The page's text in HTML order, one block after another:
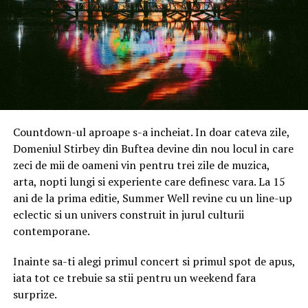
presiunea unui credit imediat”, subliniază Oana Ivan.
De asemenea, diversificarea portofoliilor și orientarea
către modele investiționale mai flexibile devin strategii
tot mai frecvente într-un context marcat de
Specialiștii sunt de acord că piața imobiliară nu se află
într-un recul, ci într-un proces de adaptare profundă.
Creșterea prețurilor nu elimină cererea, ci o transformă:
cumpărătorii devin mai informați, mai calculați și mai
orientați către valoare reală.
În acest nou context, diferența nu va mai fi făcută de
sustenabilitatea acesteia.
Despre The List Estates
Countdown-ul aproape s-a incheiat. In doar cateva zile,
Domeniul Stirbey din Buftea devine din nou locul in care
zeci de mii de oameni vin pentru trei zile de muzica,
arta, nopti lungi si experiente care definesc vara. La 15
ani de la prima editie, Summer Well revine cu un line-up
eclectic si un univers construit in jurul culturii
contemporane.
Inainte sa-ti alegi primul concert si primul spot de apus,
iata tot ce trebuie sa stii pentru un weekend fara
surprize.